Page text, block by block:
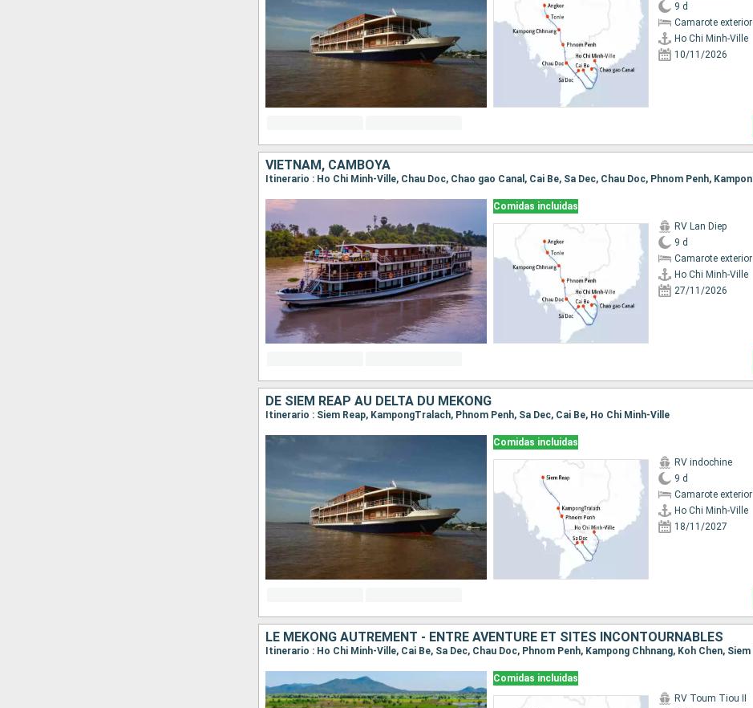
9 d
Camarote exterior
Ho Chi Minh-Ville
10/11/2026
VIETNAM, CAMBOYA
Comidas incluidas
RV Lan Diep
9 d
Camarote exterior
Ho Chi Minh-Ville
27/11/2026
DE SIEM REAP AU DELTA DU MÉKONG
Itinerario : Siem Reap, KampongTralach, Phnom Penh, Sa Dec, Cai Be, Ho Chi Minh-Ville
Comidas incluidas
RV indochine
9 d
Camarote exterior
Ho Chi Minh-Ville
18/11/2027
LE MÉKONG AUTREMENT - ENTRE AVENTURE ET SITES INCONTOURNABLES
Comidas incluidas
RV Toum Tiou II